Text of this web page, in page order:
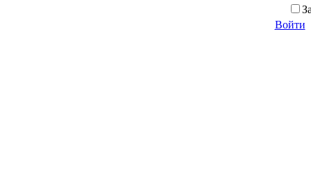
Войти